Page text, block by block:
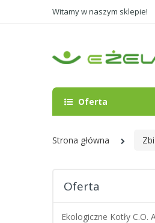
Witamy w naszym sklepie!
Oferta
Strona główna
Oferta
Ekologiczne Kotły C.O.